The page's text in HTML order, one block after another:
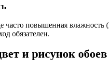
часто повышенная
обязателен.
и рисунок